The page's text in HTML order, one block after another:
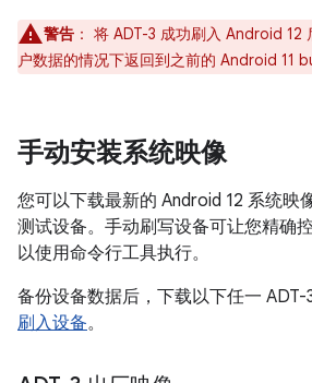
警告 ： 将 ADT-3 成功刷入 Android 12
户数据的情况下返回到之前的 Android 11
手动安装系统映像
您可以下载最新的 Android 12 系统映
测试设备。手动刷写设备可让您精确
以使用命令行工具执行。
备份设备数据后，下载以下任一 ADT-
刷入设备。